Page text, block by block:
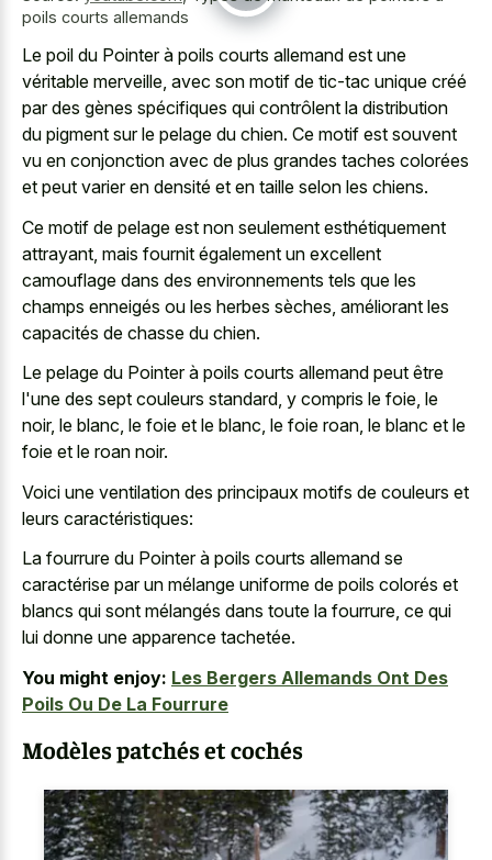
poils courts allemands
Le poil du Pointer à poils courts allemand est une
véritable merveille, avec son motif de tic-tac unique créé
par des gènes spécifiques qui contrôlent la distribution
du pigment sur le pelage du chien. Ce motif est souvent
vu en conjonction avec de plus grandes taches colorées
et peut varier en densité et en taille selon les chiens.
Ce motif de pelage est non seulement esthétiquement
attrayant, mais fournit également un excellent
camouflage dans des environnements tels que les
champs enneigés ou les herbes sèches, améliorant les
capacités de chasse du chien.
Le pelage du Pointer à poils courts allemand peut être
l'une des sept couleurs standard, y compris le foie, le
noir, le blanc, le foie et le blanc, le foie roan, le blanc et le
foie et le roan noir.
Voici une ventilation des principaux motifs de couleurs et
leurs caractéristiques:
La fourrure du Pointer à poils courts allemand se
caractérise par un mélange uniforme de poils colorés et
blancs qui sont mélangés dans toute la fourrure, ce qui
lui donne une apparence tachetée.
You might enjoy: Les Bergers Allemands Ont Des
Poils Ou De La Fourrure
Modèles patchés et cochés